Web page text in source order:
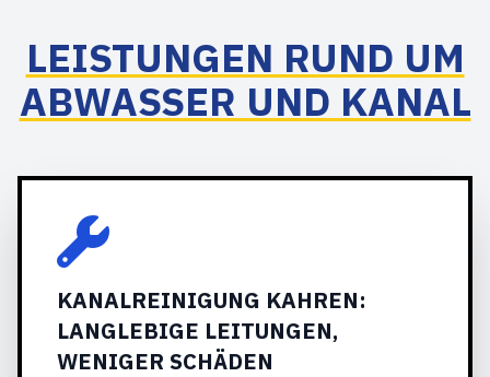
LEISTUNGEN RUND UM
ABWASSER UND KANAL
KANALREINIGUNG KAHREN:
LANGLEBIGE LEITUNGEN,
WENIGER SCHÄDEN